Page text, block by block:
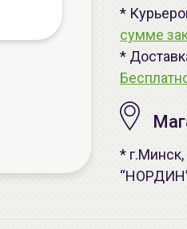
*
сумме
*
*